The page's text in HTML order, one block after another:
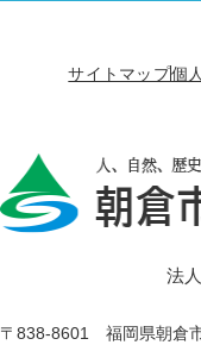
サイトマップ個
法
〒838-8601 福岡県朝倉